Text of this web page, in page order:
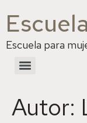
Escuela para
Autor: